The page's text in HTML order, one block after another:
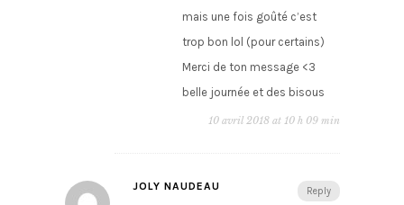
mais une fois goûté c’est
trop bon lol (pour certains)
Merci de ton message <3
belle journée et des bisous
10 avril 2018 at 10 h 09 min
Reply
JOLY NAUDEAU